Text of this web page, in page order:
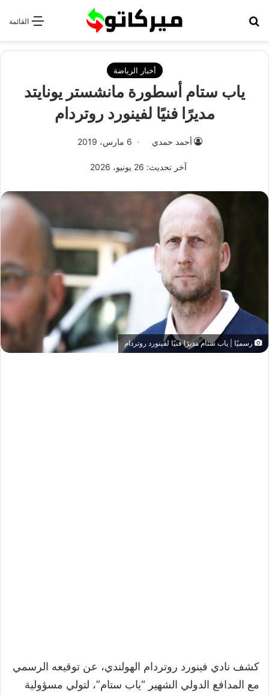
القائمة
أخبار الرياضة
ياب ستام أسطورة مانشستر يونايتد
مديرًا فنيًا لفينورد روتردام
أحمد حمدي 6 مارس، 2019
آخر تحديث: 26 يونيو، 2026
رسميًا | ياب ستام مديرًا فنيًا لفينورد روتردام
كشف نادي فينورد روتردام الهولندي، عن توقيعه الرسمي
مع المدافع الدولي الشهير “ياب ستام”، لتولي مسؤولية